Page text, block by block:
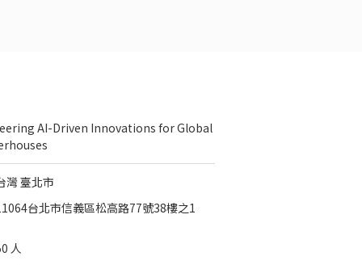
AI-Driven Innovations for Global
灣 臺北市
台北市信義區松高路77號38樓之1
人